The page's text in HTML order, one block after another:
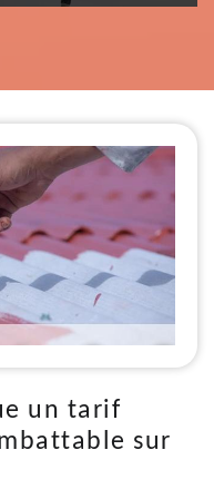
un tarif
sur